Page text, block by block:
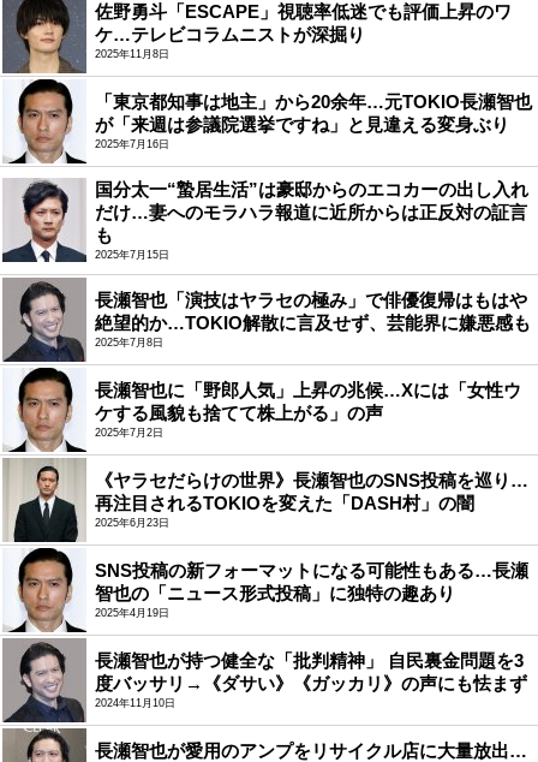
佐野勇斗「ESCAPE」視聴率低迷でも評価上昇のワ
ケ…テレビコラムニストが深掘り
2025年11月8日
「東京都知事は地主」から20余年…元TOKIO長瀬智也
が「来週は参議院選挙ですね」と見違える変身ぶり
2025年7月16日
国分太一“蟄居生活”は豪邸からのエコカーの出し入れ
だけ…妻へのモラハラ報道に近所からは正反対の証言
も
2025年7月15日
長瀬智也「演技はヤラセの極み」で俳優復帰はもはや
絶望的か…TOKIO解散に言及せず、芸能界に嫌悪感も
2025年7月8日
長瀬智也に「野郎人気」上昇の兆候…Xには「女性ウ
ケする風貌も捨てて株上がる」の声
2025年7月2日
《ヤラセだらけの世界》長瀬智也のSNS投稿を巡り…
再注目されるTOKIOを変えた「DASH村」の闇
2025年6月23日
SNS投稿の新フォーマットになる可能性もある…長瀬
智也の「ニュース形式投稿」に独特の趣あり
2025年4月19日
長瀬智也が持つ健全な「批判精神」 自民裏金問題を3
度バッサリ→《ダサい》《ガッカリ》の声にも怯まず
2024年11月10日
長瀬智也が愛用のアンプをリサイクル店に大量放出…